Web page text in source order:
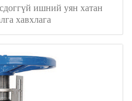
ишний уян хатан
хавхлага